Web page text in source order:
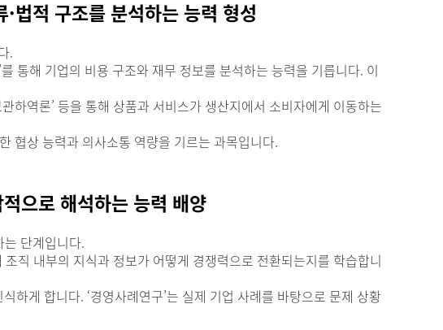
법적 구조를 분석하는 능력 형성
.
통해 기업의 비용 구조와 재무 정보를 분석하는 능력을 기릅니다. 이
관하역론’ 등을 통해 상품과 서비스가 생산지에서 소비자에게 이동하는
협상 능력과 의사소통 역량을 기르는 과목입니다.
으로 해석하는 능력 배양
단계입니다.
조직 내부의 지식과 정보가 어떻게 경쟁력으로 전환되는지를 학습합니
하게 합니다. ‘경영사례연구’는 실제 기업 사례를 바탕으로 문제 상황